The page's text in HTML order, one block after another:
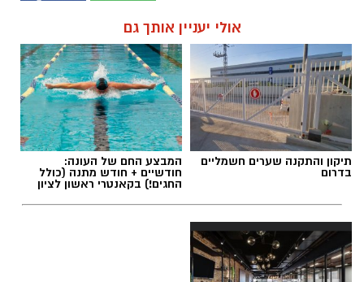
אולי יעניין אותך גם
תיקון והתקנה שערים חשמליים
בדרום
המבצע החם של העונה:
חודשיים + חודש מתנה (כולל
החגים!) בקאנטרי ראשון לציון